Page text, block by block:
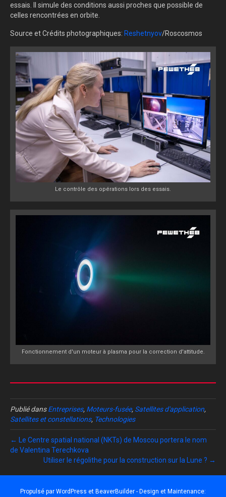
essais. Il simule des conditions aussi proches que possible de
celles rencontrées en orbite.
Source et Crédits photographiques: Reshetnyov/Roscosmos
Le contrôle des opérations lors des essais.
Fonctionnement d'un moteur à plasma pour la correction d'attitude.
Publié dansEntreprises, Moteurs-fusée, Satellites d'application,
Satellites et constellations, Technologies
← Le Centre spatial national (NKTs) de Moscou portera le nom
de Valentina Terechkova
Utiliser le régolithe pour la construction sur la Lune ? →
Propulsé par WordPress et BeaverBuilder - Design et Maintenance: